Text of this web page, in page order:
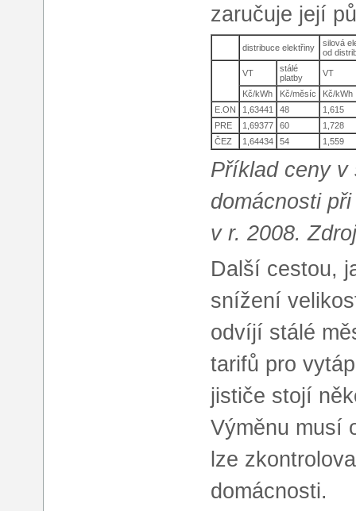
zaručuje její
distribuce elektřiny
silová
od
VT
stálé
platby
VT
Kč/kWh Kč/měsíc
Kč/kWh
E.ON
1,63441 48
1,615
PRE
1,69377 60
1,728
ČEZ
1,64434 54 1,559
Příklad ceny v
domácnosti
v r. 2008.
Další cestou,
snížení
odvíjí stálé
tarifů pro
jističe stojí
Výměnu musí
lze
domácnosti.